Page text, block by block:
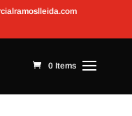
0 Items